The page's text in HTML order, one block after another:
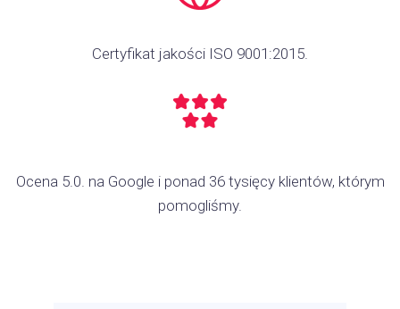
Certyfikat jakości ISO 9001:2015.
Ocena 5.0. na Google i ponad 36 tysięcy klientów, którym
pomogliśmy.